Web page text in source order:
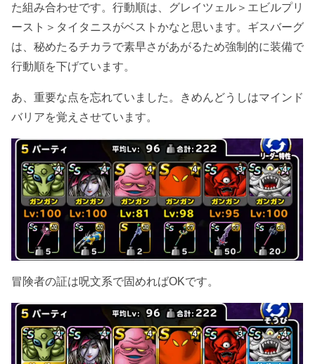
た組み合わせです。行動順は、グレイツェル＞エビルプリ
ースト＞タイタニスがベストかなと思います。ギスバーグ
は、秘めたるチカラで素早さがあがるため強制的に装備で
行動順を下げています。
あ、重要な点を忘れていました。きめんどうしはマインド
バリアを覚えさせています。
冒険者の証は呪文系で固めればOKです。